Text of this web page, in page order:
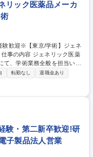
リック医薬品メーカ
て、学術業務全般を担当いた
の作成および管理など ・医
機関や医薬品メーカーからの
東
し/月残業15h
転勤なし
退職金あり
験・第二新卒歓迎!研
子製品法人営業